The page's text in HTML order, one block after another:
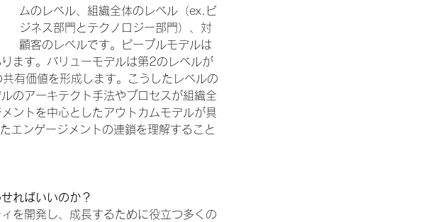
ムのレベル、組織全体のレベル（ex.ビ
ジネス部門とテクノロジー部門）、対
顧客のレベルです。ピープルモデルは
ります。バリューモデルは第2のレベルが
共有価値を形成します。こうしたレベルの
のアーキテクト手法やプロセスが組織全
ントを中心としたアウトカムモデルが具
エンゲージメントの連鎖を理解すること
ればいいのか？
を開発し、成長するために役立つ多くの